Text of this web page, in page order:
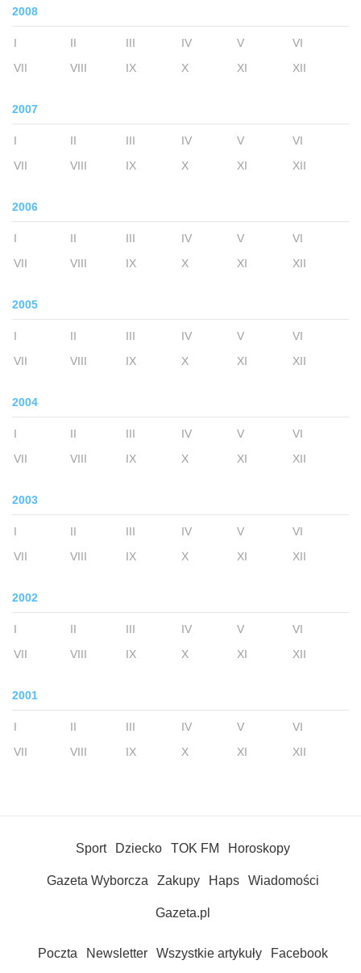
2008
I II III IV V
VI
VII
VIII IX X XI XII
2007
I II III IV V
VI
VII
VIII IX X XI XII
2006
I II III IV V
VI
VII
VIII IX X XI XII
2005
I II III IV V
VI
VII
VIII IX X XI XII
2004
I II III IV V
VI
VII
VIII IX X XI XII
2003
I II III IV V
VI
VII
VIII IX X XI XII
2002
I II III IV V
VI
VII
VIII IX X XI XII
2001
I II III IV V
VI
VII
VIII IX X XI XII
Sport Dziecko TOK FM Horoskopy
Gazeta Wyborcza Zakupy Haps Wiadomości
Gazeta.pl
Poczta Newsletter Wszystkie artykuły Facebook